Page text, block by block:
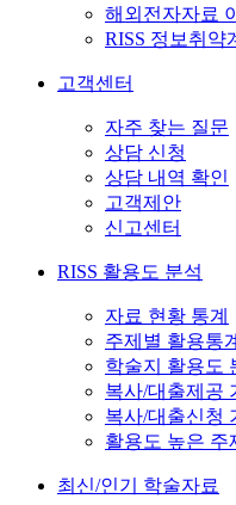
해외전자자료
RISS 정보취약
고객센터
자주 찾는 질문
상담 신청
상담 내역 확인
고객제안
신고센터
RISS 활용도 분석
자료 현황 통계
주제별 활용통
학술지 활용도
복사/대출제공
복사/대출신청
활용도 높은 주
최신/인기 학술자료